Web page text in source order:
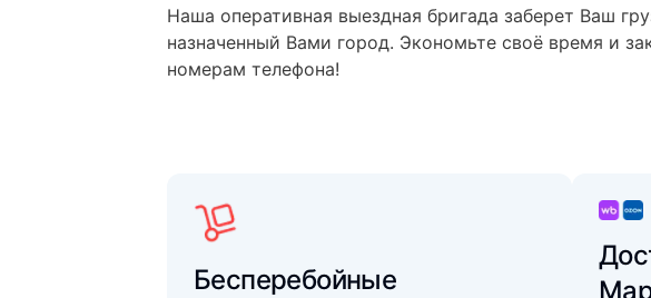
Наша оперативная выездная бригада заберет Ваш
назначенный Вами город. Экономьте своё время и
номерам телефона!
Бесперебойные